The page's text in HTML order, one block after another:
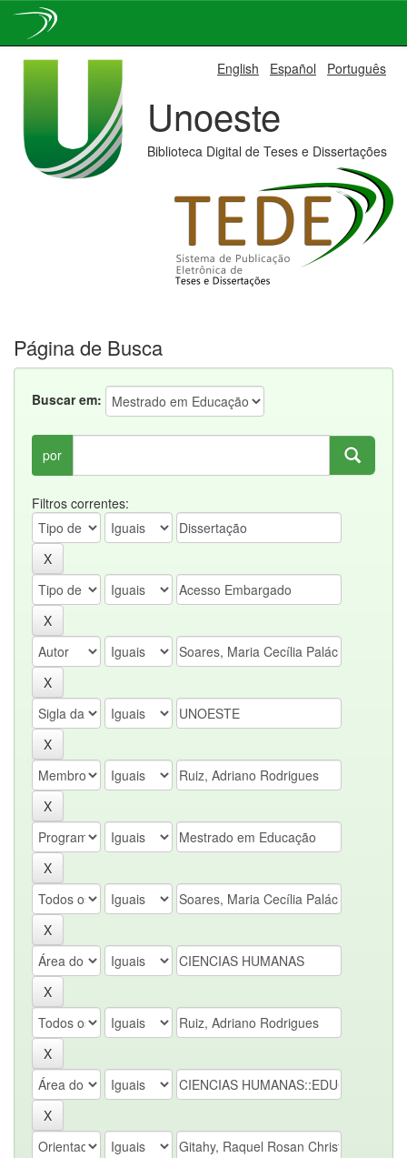
English Español Português
Unoeste
Biblioteca Digital de Teses e Dissertações
Página de Busca
Buscar em:
por
Filtros correntes: